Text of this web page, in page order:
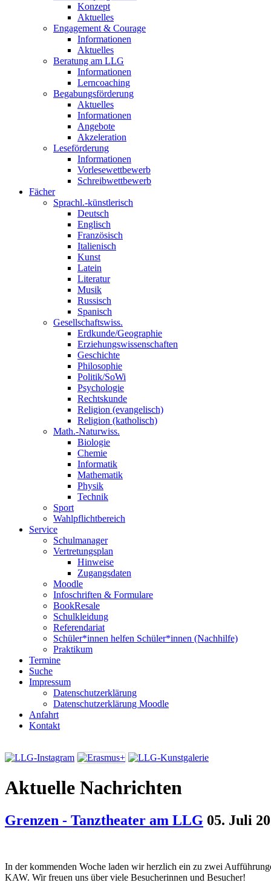
Konzept
Aktuelles
Engagement & Courage
Informationen
Aktuelles
Beratung am LLG
Informationen
Lerncoaching
Begabungsförderung
Aktuelles
Informationen
Angebote
Akzeleration
Leseförderung
Informationen
Vorlesewettbewerb
Schreibwettbewerb
Fächer
Sprachl.-künstlerisch
Deutsch
Englisch
Französisch
Italienisch
Kunst
Latein
Literatur
Musik
Russisch
Spanisch
Gesellschaftswiss.
Erdkunde/Geographie
Erziehungswissenschaften
Geschichte
Philosophie
Politik/SoWi
Psychologie
Rechtskunde
Religion (evangelisch)
Religion (katholisch)
Math.-Naturwiss.
Biologie
Chemie
Informatik
Mathematik
Physik
Technik
Sport
Wahlpflichtbereich
Service
Schulmanager
Vertretungsplan
Hinweise
Zugangsdaten
Moodle
Infoschriften & Formulare
BookResale
Schulkleidung
Referendariat
Schüler*innen helfen Schüler*innen (Nachhilfe)
Praktikum
Termine
Suche
Impressum
Datenschutzerklärung
Datenschutzerklärung Moodle
Anfahrt
Kontakt
Aktuelle Nachrichten
Grenzen - Tanztheater am LLG 05. Juli
In der kommenden Woche laden wir herzlich ein zu zwei
KAW. Wir freuen uns über viele Besucherinnen und Besucher!